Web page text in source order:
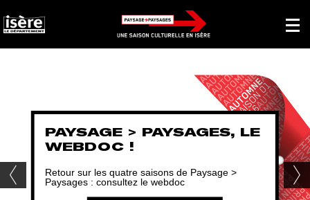
le
Diapositive
PAYSAGE > PAYSAGES, LE
WEBDOC !
Retour sur les quatre saisons de Paysage >
Paysages : consultez le webdoc